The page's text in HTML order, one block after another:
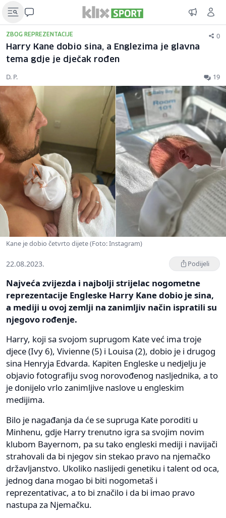
ZBOG REPREZENTACIJE 0
Harry Kane dobio sina, a Englezima je glavna
tema gdje je dječak rođen
D. P. 19
Kane je dobio četvrto dijete (Foto: Instagram)
22.08.2023. Podijeli
Najveća zvijezda i najbolji strijelac nogometne
reprezentacije Engleske Harry Kane dobio je sina,
a mediji u ovoj zemlji na zanimljiv način ispratili su
njegovo rođenje.
Harry, koji sa svojom suprugom Kate već ima troje
djece (Ivy 6), Vivienne (5) i Louisa (2), dobio je i drugog
sina Henryja Edvarda. Kapiten Engleske u nedjelju je
objavio fotografiju svog norovođenog nasljednika, a to
je donijelo vrlo zanimljive naslove u engleskim
medijima.
Bilo je nagađanja da će se supruga Kate poroditi u
Minhenu, gdje Harry trenutno igra sa svojim novim
klubom Bayernom, pa su tako engleski mediji i navijači
strahovali da bi njegov sin stekao pravo na njemačko
državljanstvo. Ukoliko naslijedi genetiku i talent od oca,
jednog dana mogao bi biti nogometaš i
reprezentativac, a to bi značilo i da bi imao pravo
nastupa za Njemačku.